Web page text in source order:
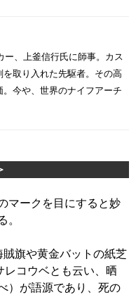
ー、上釜信行氏に師事。カス
取り入れた先駆者。その高
今や、世界のナイフアーチ
マークを目にすると妙
。
賊旗や黄金バットの紙芝
コウベとも云い、晒
）が語源であり、死の